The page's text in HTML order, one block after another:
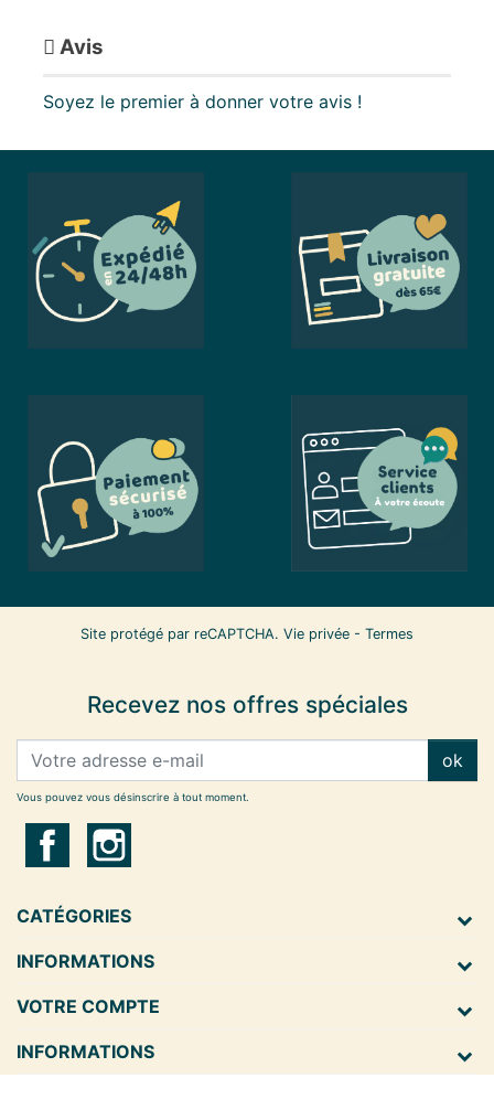
Avis
Soyez le premier à donner votre avis !
Site protégé par reCAPTCHA. Vie privée - Termes
Recevez nos offres spéciales
ok
Vous pouvez vous désinscrire à tout moment.
CATÉGORIES
INFORMATIONS
VOTRE COMPTE
INFORMATIONS